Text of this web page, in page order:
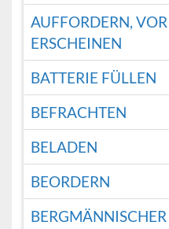
AUFFORDERN,
ERSCHEINEN
BATTERIE FÜLLEN
BEFRACHTEN
BELADEN
BEORDERN